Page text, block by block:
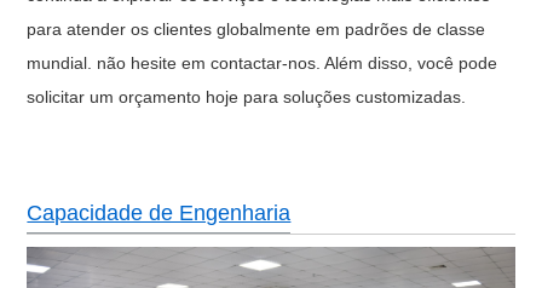
para atender os clientes globalmente em padrões de classe
mundial. não hesite em contactar-nos. Além disso, você pode
solicitar um orçamento hoje para soluções customizadas.
Capacidade de Engenharia